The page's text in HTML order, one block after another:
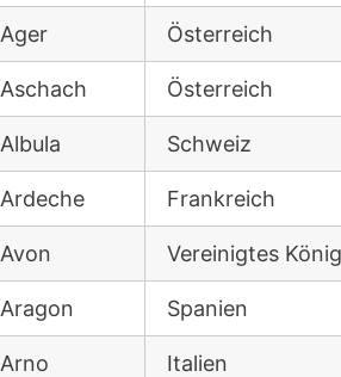
Ager Österreich
Aschach Österreich
Albula Schweiz
Ardeche Frankreich
Avon Vereinigtes
Aragon Spanien
Arno Italien